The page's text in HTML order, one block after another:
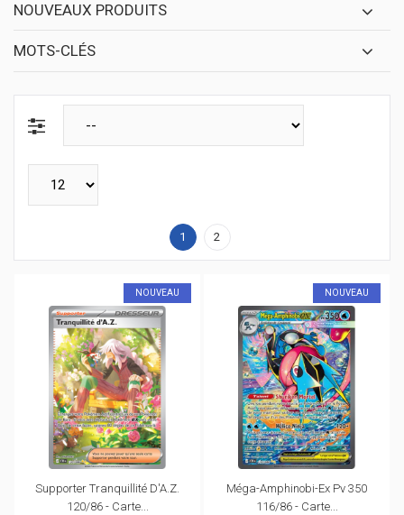
NOUVEAUX PRODUITS
MOTS-CLÉS
1 2
NOUVEAU
Supporter Tranquillité D'A.Z.
120/86 - Carte...
NOUVEAU
Méga-Amphinobi-Ex Pv 350
116/86 - Carte...